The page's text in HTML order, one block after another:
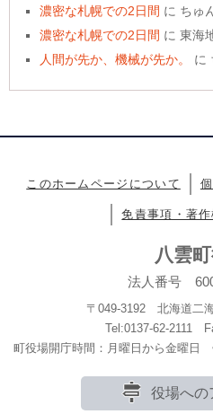
濃密な札幌での2日間 に ちゅ
濃密な札幌での2日間 に東海
人間が先か、機械が先か。
に
このホームページについて
免責事項・著作
八雲
法人番号
〒049-3192 北海道二
Tel:0137-62-2111
町役場開庁時間：月曜日から金曜日
役場への